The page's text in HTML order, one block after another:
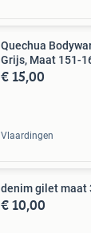
Quechua
Grijs, Maat 151-
€ 15,00
Vlaardingen
denim gilet maat
€ 10,00